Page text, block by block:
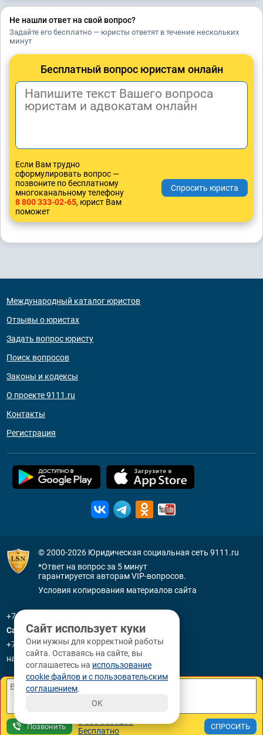
Не нашли ответ на свой вопрос?
Задайте его бесплатно — юристы ответят в течение нескольких
минут
Бесплатный вопрос юристам онлайн
Если Вам трудно
сформулировать вопрос —
позвоните по бесплатному
многоканальному телефону
8 800 333-02-65, юрист Вам
поможет
Международный каталог юристов
Отзывы о юристах
Задать вопрос юристу
Поиск вопросов
Законы и кодексы
О проекте 9111.ru
Контакты
Регистрация
© 2000-2026 Юридическая социальная сеть 9111.ru
*Ответ на вопрос за 5 минут
гарантируется авторам VIP-вопросов.
Условия копирования материалов сайта
+7 (800) 505-91-11
Санкт-Петербург
+7 (812) 336-92-64
наб. р. Фонтанки, д. 59
Позвонить
Бесплатно
Сайт использует куки
Они нужны для корректной работы
сайта. Оставаясь на сайте, вы
соглашаетесь на использование
cookie файлов и с пользовательским
соглашением.
OK